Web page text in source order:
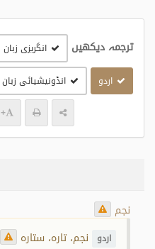
ترجمہ دیکھیں انگریزی زبان
اردو انڈونیشیائی زبان
+
نجم
اردو نجم، تارہ، ستارہ